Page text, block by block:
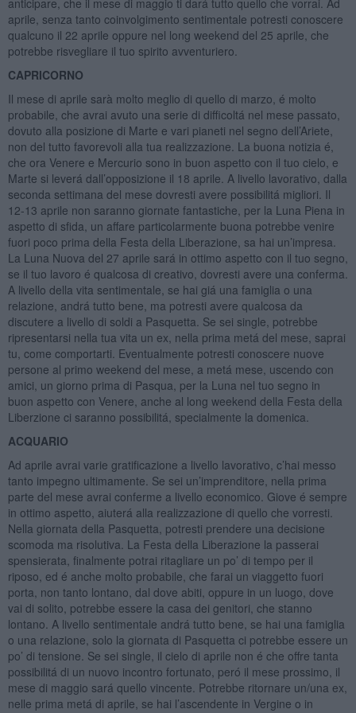
anticipare, che il mese di maggio ti dará tutto quello che vorrai. Ad
aprile, senza tanto coinvolgimento sentimentale potresti conoscere
qualcuno il 22 aprile oppure nel long weekend del 25 aprile, che
potrebbe risvegliare il tuo spirito avventuriero.
CAPRICORNO
Il mese di aprile sarà molto meglio di quello di marzo, é molto
probabile, che avrai avuto una serie di difficoltá nel mese passato,
dovuto alla posizione di Marte e vari pianeti nel segno dell’Ariete,
non del tutto favorevoli alla tua realizzazione. La buona notizia é,
che ora Venere e Mercurio sono in buon aspetto con il tuo cielo, e
Marte si leverá dall’opposizione il 18 aprile. A livello lavorativo, dalla
seconda settimana del mese dovresti avere possibilitá migliori. Il
12-13 aprile non saranno giornate fantastiche, per la Luna Piena in
aspetto di sfida, un affare particolarmente buona potrebbe venire
fuori poco prima della Festa della Liberazione, sa hai un’impresa.
La Luna Nuova del 27 aprile sará in ottimo aspetto con il tuo segno,
se il tuo lavoro é qualcosa di creativo, dovresti avere una conferma.
A livello della vita sentimentale, se hai giá una famiglia o una
relazione, andrá tutto bene, ma potresti avere qualcosa da
discutere a livello di soldi a Pasquetta. Se sei single, potrebbe
ripresentarsi nella tua vita un ex, nella prima metá del mese, saprai
tu, come comportarti. Eventualmente potresti conoscere nuove
persone al primo weekend del mese, a metá mese, uscendo con
amici, un giorno prima di Pasqua, per la Luna nel tuo segno in
buon aspetto con Venere, anche al long weekend della Festa della
Liberzione ci saranno possibilitá, specialmente la domenica.
ACQUARIO
Ad aprile avrai varie gratificazione a livello lavorativo, c’hai messo
tanto impegno ultimamente. Se sei un’imprenditore, nella prima
parte del mese avrai conferme a livello economico. Giove é sempre
in ottimo aspetto, aiuterá alla realizzazione di quello che vorresti.
Nella giornata della Pasquetta, potresti prendere una decisione
scomoda ma risolutiva. La Festa della Liberazione la passerai
spensierata, finalmente potrai ritagliare un po’ di tempo per il
riposo, ed é anche molto probabile, che farai un viaggetto fuori
porta, non tanto lontano, dal dove abiti, oppure in un luogo, dove
vai di solito, potrebbe essere la casa dei genitori, che stanno
lontano. A livello sentimentale andrá tutto bene, se hai una famiglia
o una relazione, solo la giornata di Pasquetta ci potrebbe essere un
po’ di tensione. Se sei single, il cielo di aprile non é che offre tanta
possibilitá di un nuovo incontro fortunato, peró il mese prossimo, il
mese di maggio sará quello vincente. Potrebbe ritornare un/una ex,
nelle prima metá di aprile, se hai l’ascendente in Vergine o in